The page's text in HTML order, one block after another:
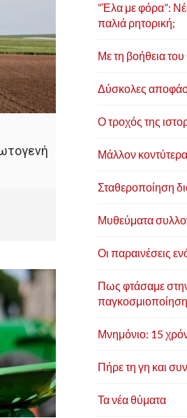
“Έλα με φόρα”:
παλιά ρητορική;
Με τη βοήθεια
Δύσκολες
Ο τροχός της
Μάλλον κοντύτερα
Σταθεροποίηση
Μυθεύματα
Οι παραινέσεις
Πως φτάσαμε
παγκοσμιοποίηση
Μνημόνιο: 15
Πήρε τη γη και
Τα νέα θύματα